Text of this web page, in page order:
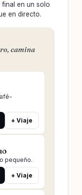
en un solo
en directo.
camina
+ Viaje
pequeño.
+ Viaje